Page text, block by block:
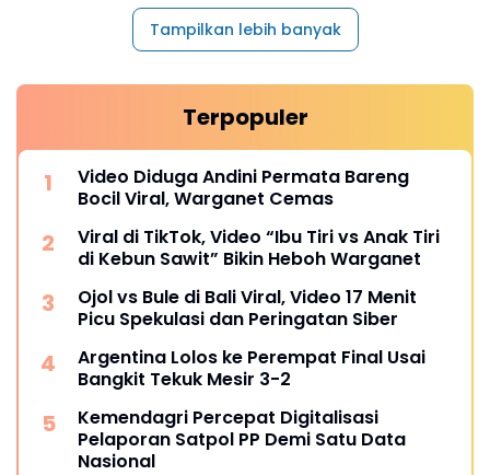
Tampilkan lebih banyak
Terpopuler
Video Diduga Andini Permata Bareng
Bocil Viral, Warganet Cemas
Viral di TikTok, Video “Ibu Tiri vs Anak Tiri
di Kebun Sawit” Bikin Heboh Warganet
Ojol vs Bule di Bali Viral, Video 17 Menit
Picu Spekulasi dan Peringatan Siber
Argentina Lolos ke Perempat Final Usai
Bangkit Tekuk Mesir 3-2
Kemendagri Percepat Digitalisasi
Pelaporan Satpol PP Demi Satu Data
Nasional